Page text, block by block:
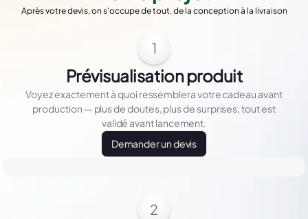
Après votre devis, on s'occupe de tout, de la conception à la livraison
1
Prévisualisation produit
Voyez exactement à quoi ressemblera votre cadeau avant
production — plus de doutes, plus de surprises, tout est
validé avant lancement.
Demander un devis
2